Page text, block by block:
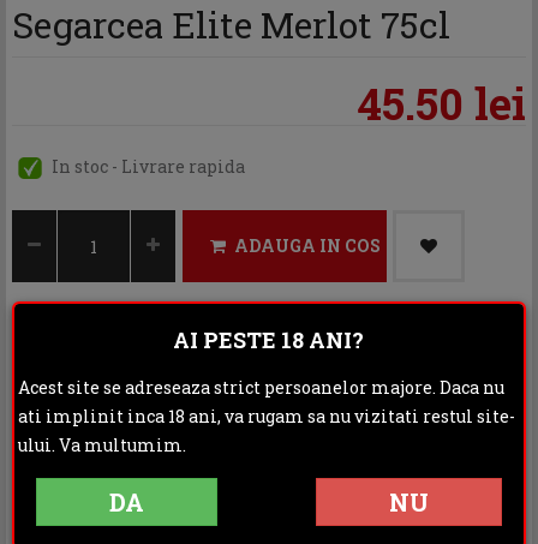
Segarcea Elite Merlot 75cl
45.50 lei
In stoc - Livrare rapida
ADAUGA IN COS
Distribuie:
Rating:
DESCRIERE
AI PESTE 18 ANI?
Acest site se adreseaza strict persoanelor majore. Daca nu
ati implinit inca 18 ani, va rugam sa nu vizitati restul site-
ului. Va multumim.
DA NU